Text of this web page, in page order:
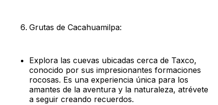
Grutas de Cacahuamilpa:
Explora las cuevas ubicadas cerca de Taxco,
conocido por sus impresionantes formaciones
rocosas. Es una experiencia única para los
amantes de la aventura y la naturaleza, atrévete
a seguir creando recuerdos.